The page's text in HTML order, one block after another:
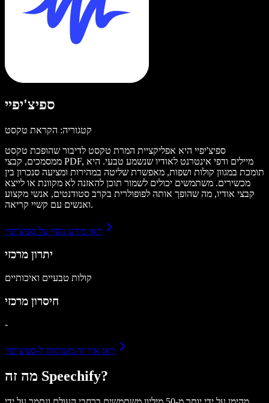
ספיצ'יפיי
קטגוריה: הקראת טקסט
ספיצ'יפיי היא אפליקציית המרת טקסט לדיבור שהופכת טקסט
ממסמכים, קבצי PDF, מיילים ודפי אינטרנט לאודיו שנשמע טבעי. היא
תומכת במגוון קולות ושפות, מאפשרת שליטה במהירות ומציעה סנכרון בין
מכשירים. משתמשים יכולים לשמור תוכן להאזנה לא מקוונת או לייצא
קבצי אודיו, מה שהופך אותה לפופולרית בקרב סטודנטים, אנשי מקצוע
ואנשים עם קשיי קריאה.
ראו מידע נוסף על ספיצ'יפיי
יתרון מרכזי
קולות טבעיים ואיכותיים
חיסרון מרכזי
-
ראו איך זה משתווה ל-ספיצ'יפיי
מה זה Speechify?